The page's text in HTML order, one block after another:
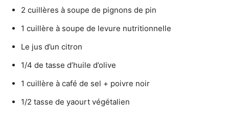
2 cuillères à soupe de pignons de pin
1 cuillère à soupe de levure nutritionnelle
Le jus d’un citron
1/4 de tasse d’huile d’olive
1 cuillère à café de sel + poivre noir
1/2 tasse de yaourt végétalien